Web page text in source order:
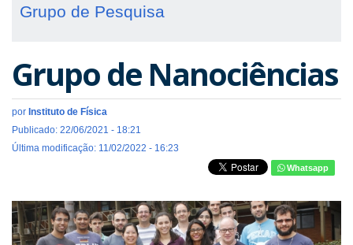
Grupo de Pesquisa
Grupo de Nanociências
por Instituto de Física
Publicado: 22/06/2021 - 18:21
Última modificação: 11/02/2022 - 16:23
Whatsapp